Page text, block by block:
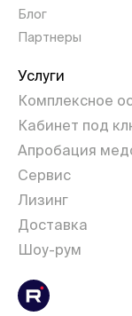
Блог
Партнеры
Услуги
Комплексное
Кабинет под
Апробация
Сервис
Лизинг
Доставка
Шоу-рум